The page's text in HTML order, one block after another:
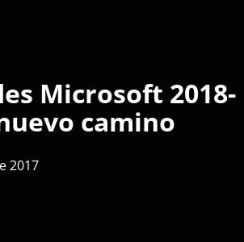
Microsoft 2018-
camino
2017